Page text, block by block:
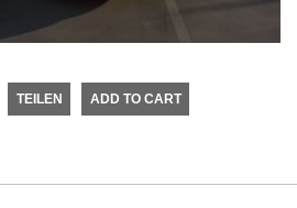
TEILEN ADD TO CART